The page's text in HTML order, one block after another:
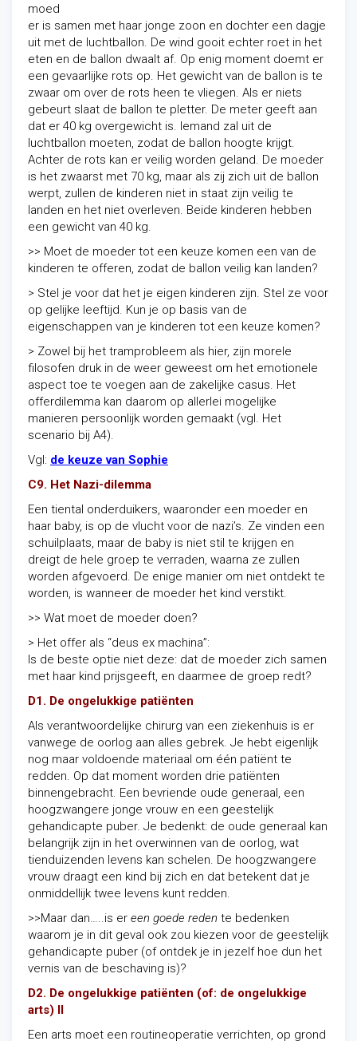
moed
er is samen met haar jonge zoon en dochter een dagje
uit met de luchtballon. De wind gooit echter roet in het
eten en de ballon dwaalt af. Op enig moment doemt er
een gevaarlijke rots op. Het gewicht van de ballon is te
zwaar om over de rots heen te vliegen. Als er niets
gebeurt slaat de ballon te pletter. De meter geeft aan
dat er 40 kg overgewicht is. Iemand zal uit de
luchtballon moeten, zodat de ballon hoogte krijgt.
Achter de rots kan er veilig worden geland. De moeder
is het zwaarst met 70 kg, maar als zij zich uit de ballon
werpt, zullen de kinderen niet in staat zijn veilig te
landen en het niet overleven. Beide kinderen hebben
een gewicht van 40 kg.
>> Moet de moeder tot een keuze komen een van de
kinderen te offeren, zodat de ballon veilig kan landen?
> Stel je voor dat het je eigen kinderen zijn. Stel ze voor
op gelijke leeftijd. Kun je op basis van de
eigenschappen van je kinderen tot een keuze komen?
> Zowel bij het tramprobleem als hier, zijn morele
filosofen druk in de weer geweest om het emotionele
aspect toe te voegen aan de zakelijke casus. Het
offerdilemma kan daarom op allerlei mogelijke
manieren persoonlijk worden gemaakt (vgl. Het
scenario bij A4).
Vgl: de keuze van Sophie
C9. Het Nazi-dilemma
Een tiental onderduikers, waaronder een moeder en
haar baby, is op de vlucht voor de nazi’s. Ze vinden een
schuilplaats, maar de baby is niet stil te krijgen en
dreigt de hele groep te verraden, waarna ze zullen
worden afgevoerd. De enige manier om niet ontdekt te
worden, is wanneer de moeder het kind verstikt.
>> Wat moet de moeder doen?
> Het offer als “deus ex machina”:
Is de beste optie niet deze: dat de moeder zich samen
met haar kind prijsgeeft, en daarmee de groep redt?
D1. De ongelukkige patiënten
Als verantwoordelijke chirurg van een ziekenhuis is er
vanwege de oorlog aan alles gebrek. Je hebt eigenlijk
nog maar voldoende materiaal om één patiënt te
redden. Op dat moment worden drie patiënten
binnengebracht. Een bevriende oude generaal, een
hoogzwangere jonge vrouw en een geestelijk
gehandicapte puber. Je bedenkt: de oude generaal kan
belangrijk zijn in het overwinnen van de oorlog, wat
tienduizenden levens kan schelen. De hoogzwangere
vrouw draagt een kind bij zich en dat betekent dat je
onmiddellijk twee levens kunt redden.
>>Maar dan…..is er een goede reden te bedenken
waarom je in dit geval ook zou kiezen voor de geestelijk
gehandicapte puber (of ontdek je in jezelf hoe dun het
vernis van de beschaving is)?
D2. De ongelukkige patiënten (of: de ongelukkige
arts) II
Een arts moet een routineoperatie verrichten, op grond